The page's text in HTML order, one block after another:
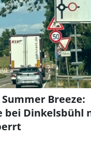
Breeze:
bei Dinkelsbühl